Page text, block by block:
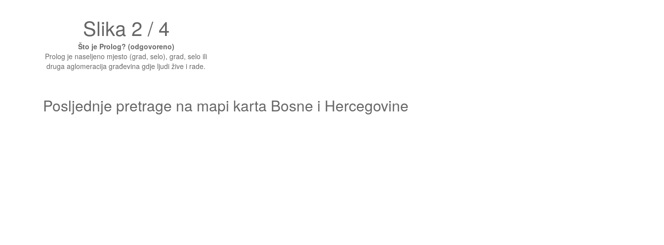
Slika 2 / 4
Što je Prolog? (odgovoreno)
Prolog je naseljeno mjesto (grad, selo), grad, selo ili
druga aglomeracija građevina gdje ljudi žive i rade.
Posljednje pretrage na mapi karta Bosne i Hercegovine